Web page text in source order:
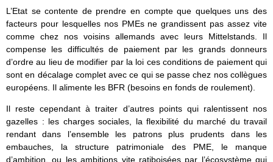
L’Etat se contente de prendre en compte que quelques uns des
facteurs pour lesquelles nos PMEs ne grandissent pas assez vite
comme chez nos voisins allemands avec leurs Mittelstands. Il
compense les difficultés de paiement par les grands donneurs
d’ordre au lieu de modifier par la loi ces conditions de paiement qui
sont en décalage complet avec ce qui se passe chez nos collègues
européens. Il alimente les BFR (besoins en fonds de roulement).
Il reste cependant à traiter d’autres points qui ralentissent nos
gazelles : les charges sociales, la flexibilité du marché du travail
rendant dans l’ensemble les patrons plus prudents dans les
embauches, la structure patrimoniale des PME, le manque
d’ambition, ou les ambitions vite ratiboisées par l’écosystème qui